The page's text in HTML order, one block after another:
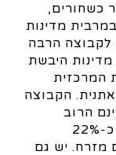
כשחורים,
מדינות
לקבוצה הרבה
היבשת
המרכזית
הקבוצה
הרוב
ואפילו לא קרובים לכך. הזולו מונים כ-22%
מזרח. יש גם